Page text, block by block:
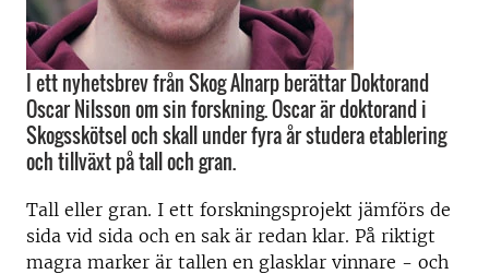
I ett nyhetsbrev från Skog Alnarp berättar Doktorand
Oscar Nilsson om sin forskning. Oscar är doktorand i
Skogsskötsel och skall under fyra år studera etablering
och tillväxt på tall och gran.
Tall eller gran. I ett forskningsprojekt jämförs de
sida vid sida och en sak är redan klar. På riktigt
magra marker är tallen en glasklar vinnare - och